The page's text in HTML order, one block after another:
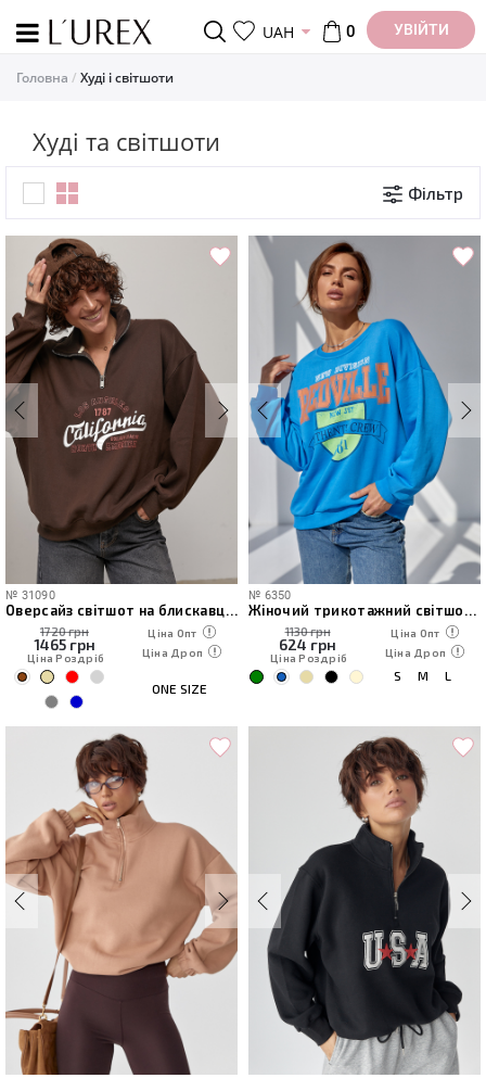
UAH 0 УВІЙТИ
Головна Худі і світшоти
Худі та світшоти
Фільтр
№ 31090
Оверсайз світшот на блискавці зі стійкою
1720 грн
1465 грн
Ціна Роздріб
Ціна Опт
Ціна Дроп
ONE SIZE
№ 6350
Жіночий трикотажний світшот з яскравим принтом
1130 грн
624 грн
Ціна Роздріб
Ціна Опт
Ціна Дроп
S M L